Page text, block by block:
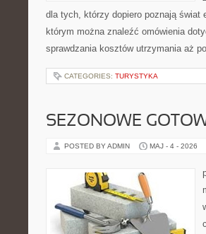
dla tych, którzy dopiero poznają świat
którym można znaleźć omówienia
sprawdzania kosztów utrzymania aż
CATEGORIES: TURYSTYKA
SEZONOWE
POSTED BY ADMIN MAJ - 4 - 2026